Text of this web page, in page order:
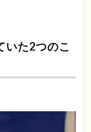
いた2つのこ